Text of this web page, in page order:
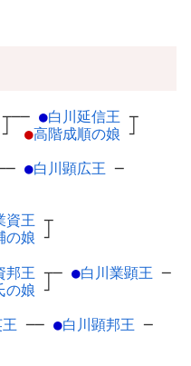
┬
┘
── ●白川延信王 ┬
●高階成順の娘 ┘
─ ●白川顕広王 ─
資王 ┬
の娘 ┘
邦王 ┬
の娘 ┘
─ ●白川業顕王 ─
── ●白川顕邦王 ─